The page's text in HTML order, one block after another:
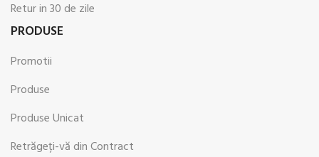
Retur in 30 de zile
PRODUSE
Promotii
Produse
Produse Unicat
Retrăgeți-vă din Contract